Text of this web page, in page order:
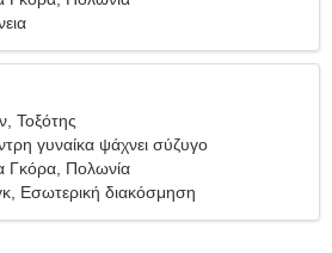
Τοξότης
γυναίκα ψάχνει σύζυγο
Γκόρα, Πολωνία
Εσωτερική διακόσμηση